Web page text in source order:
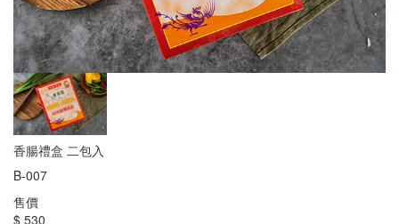
香腸禮盒 二包入
B-007
售價
$ 530